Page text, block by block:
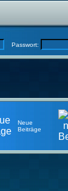
Passwort:
Neue
Beiträge